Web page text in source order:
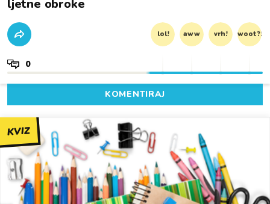
ljetne obroke
lol! aww vrh! woot?!
0
KOMENTIRAJ
KVIZ